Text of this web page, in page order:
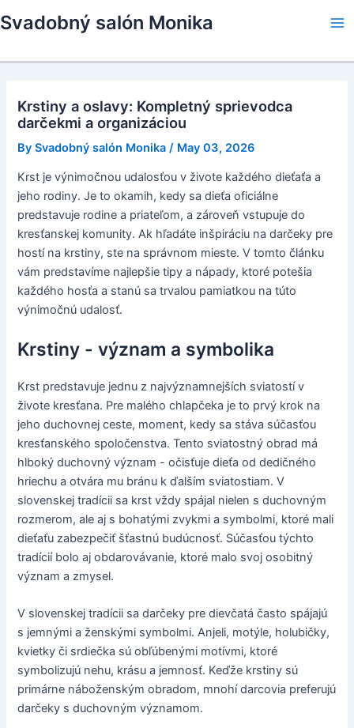
to
Svadobný salón Monika
Krstiny a oslavy: Kompletný sprievodca
darčekmi a organizáciou
BySvadobný salón Monika / May 03, 2026
Krst je výnimočnou udalosťou v živote každého dieťaťa a
jeho rodiny. Je to okamih, kedy sa dieťa oficiálne
predstavuje rodine a priateľom, a zároveň vstupuje do
kresťanskej komunity. Ak hľadáte inšpiráciu na darčeky pre
hostí na krstiny, ste na správnom mieste. V tomto článku
vám predstavíme najlepšie tipy a nápady, ktoré potešia
každého hosťa a stanú sa trvalou pamiatkou na túto
výnimočnú udalosť.
Krstiny - význam a symbolika
Krst predstavuje jednu z najvýznamnejších sviatostí v
živote kresťana. Pre malého chlapčeka je to prvý krok na
jeho duchovnej ceste, moment, kedy sa stáva súčasťou
kresťanského spoločenstva. Tento sviatostný obrad má
hlboký duchovný význam - očisťuje dieťa od dedičného
hriechu a otvára mu bránu k ďalším sviatostiam. V
slovenskej tradícii sa krst vždy spájal nielen s duchovným
rozmerom, ale aj s bohatými zvykmi a symbolmi, ktoré mali
dieťaťu zabezpečiť šťastnú budúcnosť. Súčasťou týchto
tradícií bolo aj obdarovávanie, ktoré malo svoj osobitný
význam a zmysel.
V slovenskej tradícii sa darčeky pre dievčatá často spájajú
s jemnými a ženskými symbolmi. Anjeli, motýle, holubičky,
kvietky či srdiečka sú obľúbenými motívmi, ktoré
symbolizujú nehu, krásu a jemnosť. Keďže krstiny sú
primárne náboženským obradom, mnohí darcovia preferujú
darčeky s duchovným významom.